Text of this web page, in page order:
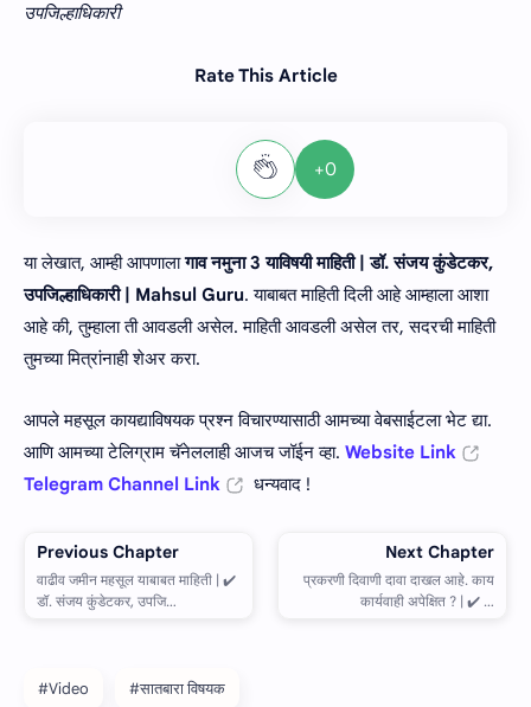
उपजिल्हाधिकारी
Rate This Article
+0
या लेखात, आम्ही आपणालागाव नमुना 3 याविषयी माहिती | डॉ. संजय कुंडेटकर,
उपजिल्हाधिकारी | Mahsul Guru. याबाबत माहिती दिली आहे आम्हाला आशा
आहे की, तुम्हाला ती आवडली असेल. माहिती आवडली असेल तर, सदरची माहिती
तुमच्या मित्रांनाही शेअर करा.
आपले महसूल कायद्याविषयक प्रश्न विचारण्यासाठी आमच्या वेबसाईटला भेट द्या.
आणि आमच्या टेलिग्राम चॅनेललाही आजच जॉईन व्हा. Website Link
Telegram Channel Link
धन्यवाद !
#Video #सातबारा विषयक